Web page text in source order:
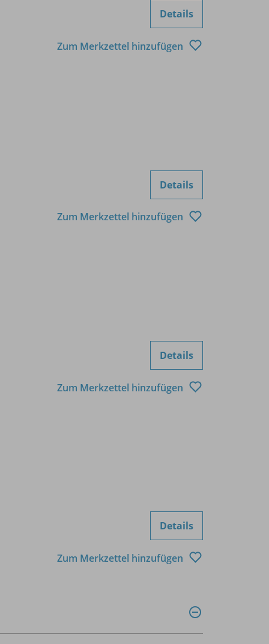
Details
Zum Merkzettel hinzufügen
Details
Zum Merkzettel hinzufügen
Details
Zum Merkzettel hinzufügen
Details
Zum Merkzettel hinzufügen